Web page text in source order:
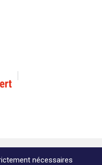
Privée -A propos &
nécessaires